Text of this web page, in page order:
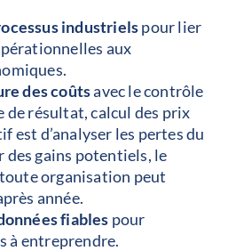
industrielspour lier
aux
des coûtsavec le contrôle
de résultat, calcul des prix
est d’analyser les pertes du
des gains potentiels, le
organisation peut
année.
fiables pour
à entreprendre.